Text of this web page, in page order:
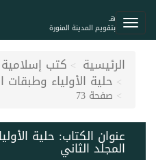
هـ
بتقويم المدينة المنورة
الرئيسية كتب إسلامية
حلية الأولياء وطبقات
صفحة 73
عنوان الكتاب: حلية
المجلد الثاني